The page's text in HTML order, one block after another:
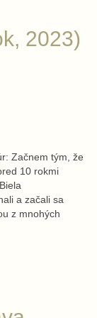
2023)
Začnem tým, že
10 rokmi
a začali sa
z mnohých